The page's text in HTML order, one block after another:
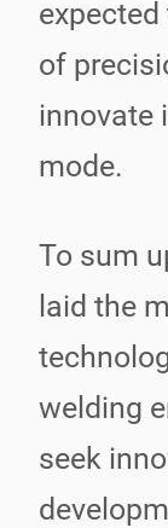
of
innovate
mode.
To sum
laid the
welding
seek